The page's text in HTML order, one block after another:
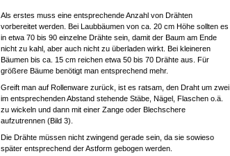
Als erstes muss eine entsprechende Anzahl von Drähten
vorbereitet werden. Bei Laubbäumen von ca. 20 cm Höhe sollten es
in etwa 70 bis 90 einzelne Drähte sein, damit der Baum am Ende
nicht zu kahl, aber auch nicht zu überladen wirkt. Bei kleineren
Bäumen bis ca. 15 cm reichen etwa 50 bis 70 Drähte aus. Für
größere Bäume benötigt man entsprechend mehr.
Greift man auf Rollenware zurück, ist es ratsam, den Draht um zwei
im entsprechenden Abstand stehende Stäbe, Nägel, Flaschen o.ä.
zu wickeln und dann mit einer Zange oder Blechschere
aufzutrennen (Bild 3).
Die Drähte müssen nicht zwingend gerade sein, da sie sowieso
später entsprechend der Astform gebogen werden.